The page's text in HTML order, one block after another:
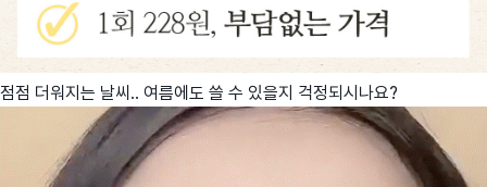
점점 더워지는 날씨.. 여름에도 쓸 수 있을지 걱정되시나요?